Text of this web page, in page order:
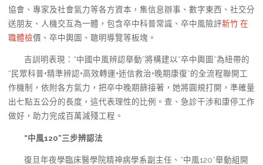
協會、專家及社會氣力等各方資本，集信息辦事、數字東西、社交分
送朋友、人機交互為一體，包含卒中科普常識、卒中風險評新竹 在
職體檢價、卒中輿圖、聰明導覽等板塊。
吉訓明表現：“中國中風辨認舉動”將構建以“卒中輿圖”為紐帶的
“民眾科普+精準辨認+高效轉運+迷信救治+晚期康復”的全流程聯開工
作機制，依附各方氣力，把卒中晚期篩接著，她將圓規打開，準確量
出七點五公分的長度，這代表理性的比例。查、急診干涉和康停工作
做好，助力完成百萬減殘工程。
“中風120”三步辨認法
復旦年夜學臨床醫學院精神病學系副主任、“中風120”舉動組開